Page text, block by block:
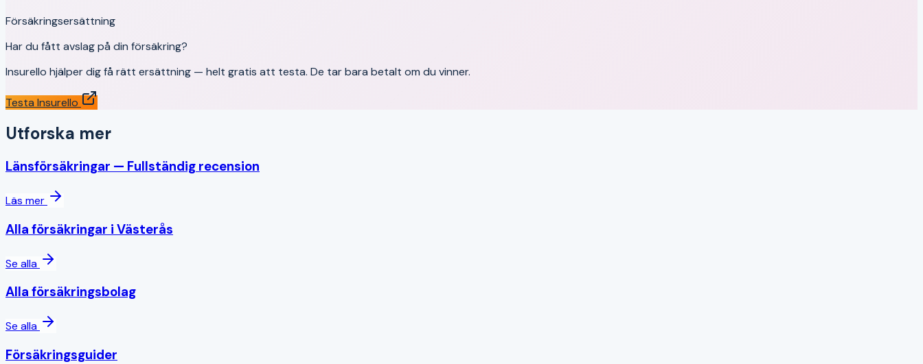
Försäkringsersättning
Har du fått avslag på din försäkring?
Insurello hjälper dig få rätt ersättning — helt gratis att testa. De tar bara betalt om du vinner.
Testa Insurello
Utforska mer
Länsförsäkringar — Fullständig recension
Läs mer
Alla försäkringar i Västerås
Se alla
Alla försäkringsbolag
Se alla
Försäkringsguider